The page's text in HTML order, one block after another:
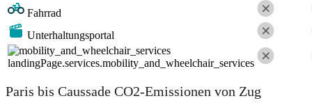
Fahrrad
Unterhaltungsportal
landingPage.services.mobility_and_wheelchair_services
Paris bis Caussade CO2-Emissionen von Zug